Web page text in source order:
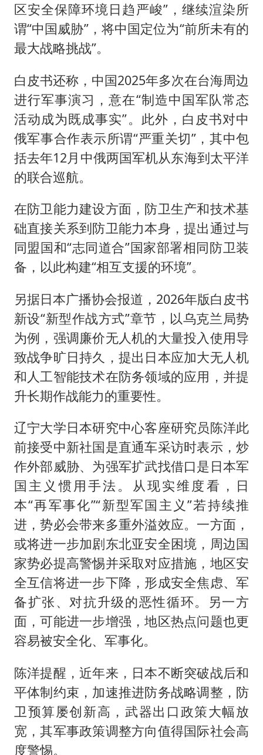
区安全保障环境日趋严峻”，继续渲染所
谓“中国威胁”，将中国定位为“前所未有的
最大战略挑战”。
白皮书还称，中国2025年多次在台海周边
进行军事演习，意在“制造中国军队常态
活动成为既成事实”。此外，白皮书对中
俄军事合作表示所谓“严重关切”，其中包
括去年12月中俄两国军机从东海到太平洋
的联合巡航。
在防卫能力建设方面，防卫生产和技术基
础直接关系到防卫能力本身，提出通过与
同盟国和“志同道合”国家部署相同防卫装
备，以此构建“相互支援的环境”。
另据日本广播协会报道，2026年版白皮书
新设“新型作战方式”章节，以乌克兰局势
为例，强调廉价无人机的大量投入使用导
致战争旷日持久，提出日本应加大无人机
和人工智能技术在防务领域的应用，并提
升长期作战能力的重要性。
辽宁大学日本研究中心客座研究员陈洋此
前接受中新社国是直通车采访时表示，炒
作外部威胁、为强军扩武找借口是日本军
国主义惯用手法。从现实维度看，日
本“再军事化”“新型军国主义”若持续推
进，势必会带来多重外溢效应。一方面，
或将进一步加剧东北亚安全困境，周边国
家势必提高警惕并采取对应措施，地区安
全互信将进一步下降，形成安全焦虑、军
备扩张、对抗升级的恶性循环。另一方
面，可能进一步增强，地区热点问题也更
容易被安全化、军事化。
陈洋提醒，近年来，日本不断突破战后和
平体制约束，加速推进防务战略调整，防
卫预算屡创新高，武器出口政策大幅放
宽，其军事政策调整方向值得国际社会高
度警惕。